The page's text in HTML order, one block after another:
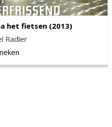
het fietsen (2013)
Radler